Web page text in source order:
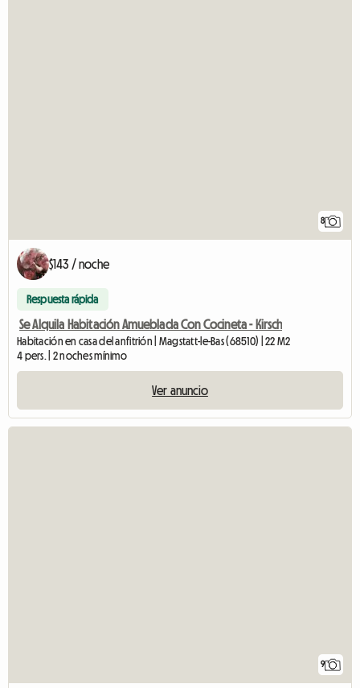
8
$143 / noche
Respuesta rápida
Se Alquila Habitación Amueblada Con Cocineta - Kirsch
Habitación en casa del anfitrión | Magstatt-le-Bas (68510) | 22 M2
4 pers. | 2 noches mínimo
Ver anuncio
9